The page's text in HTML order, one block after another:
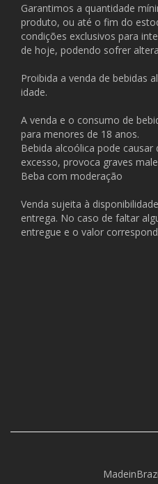
Garantimos a quantidade
produto, ou até o fim do
condições exclusivos para
de hoje, podendo sofrer
Proibida a venda de bebidas
idade.
A venda e o consumo de
para menores de 18 anos.
Bebida alcoólica pode causar
excesso, provoca graves
Beba com moderação
Venda sujeita à
entrega. No caso de faltar
entregue e o valor